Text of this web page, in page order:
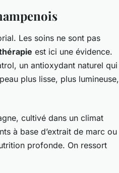
Les soins ne sont pas
est ici une évidence.
un antioxydant naturel qui
plus lisse, plus lumineuse,
cultivé dans un climat
à base d’extrait de marc ou
profonde. On ressort